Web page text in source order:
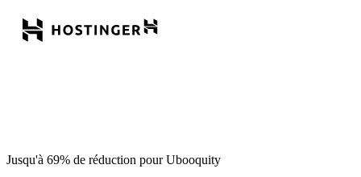
Jusqu'à 69% de réduction pour Ubooquity